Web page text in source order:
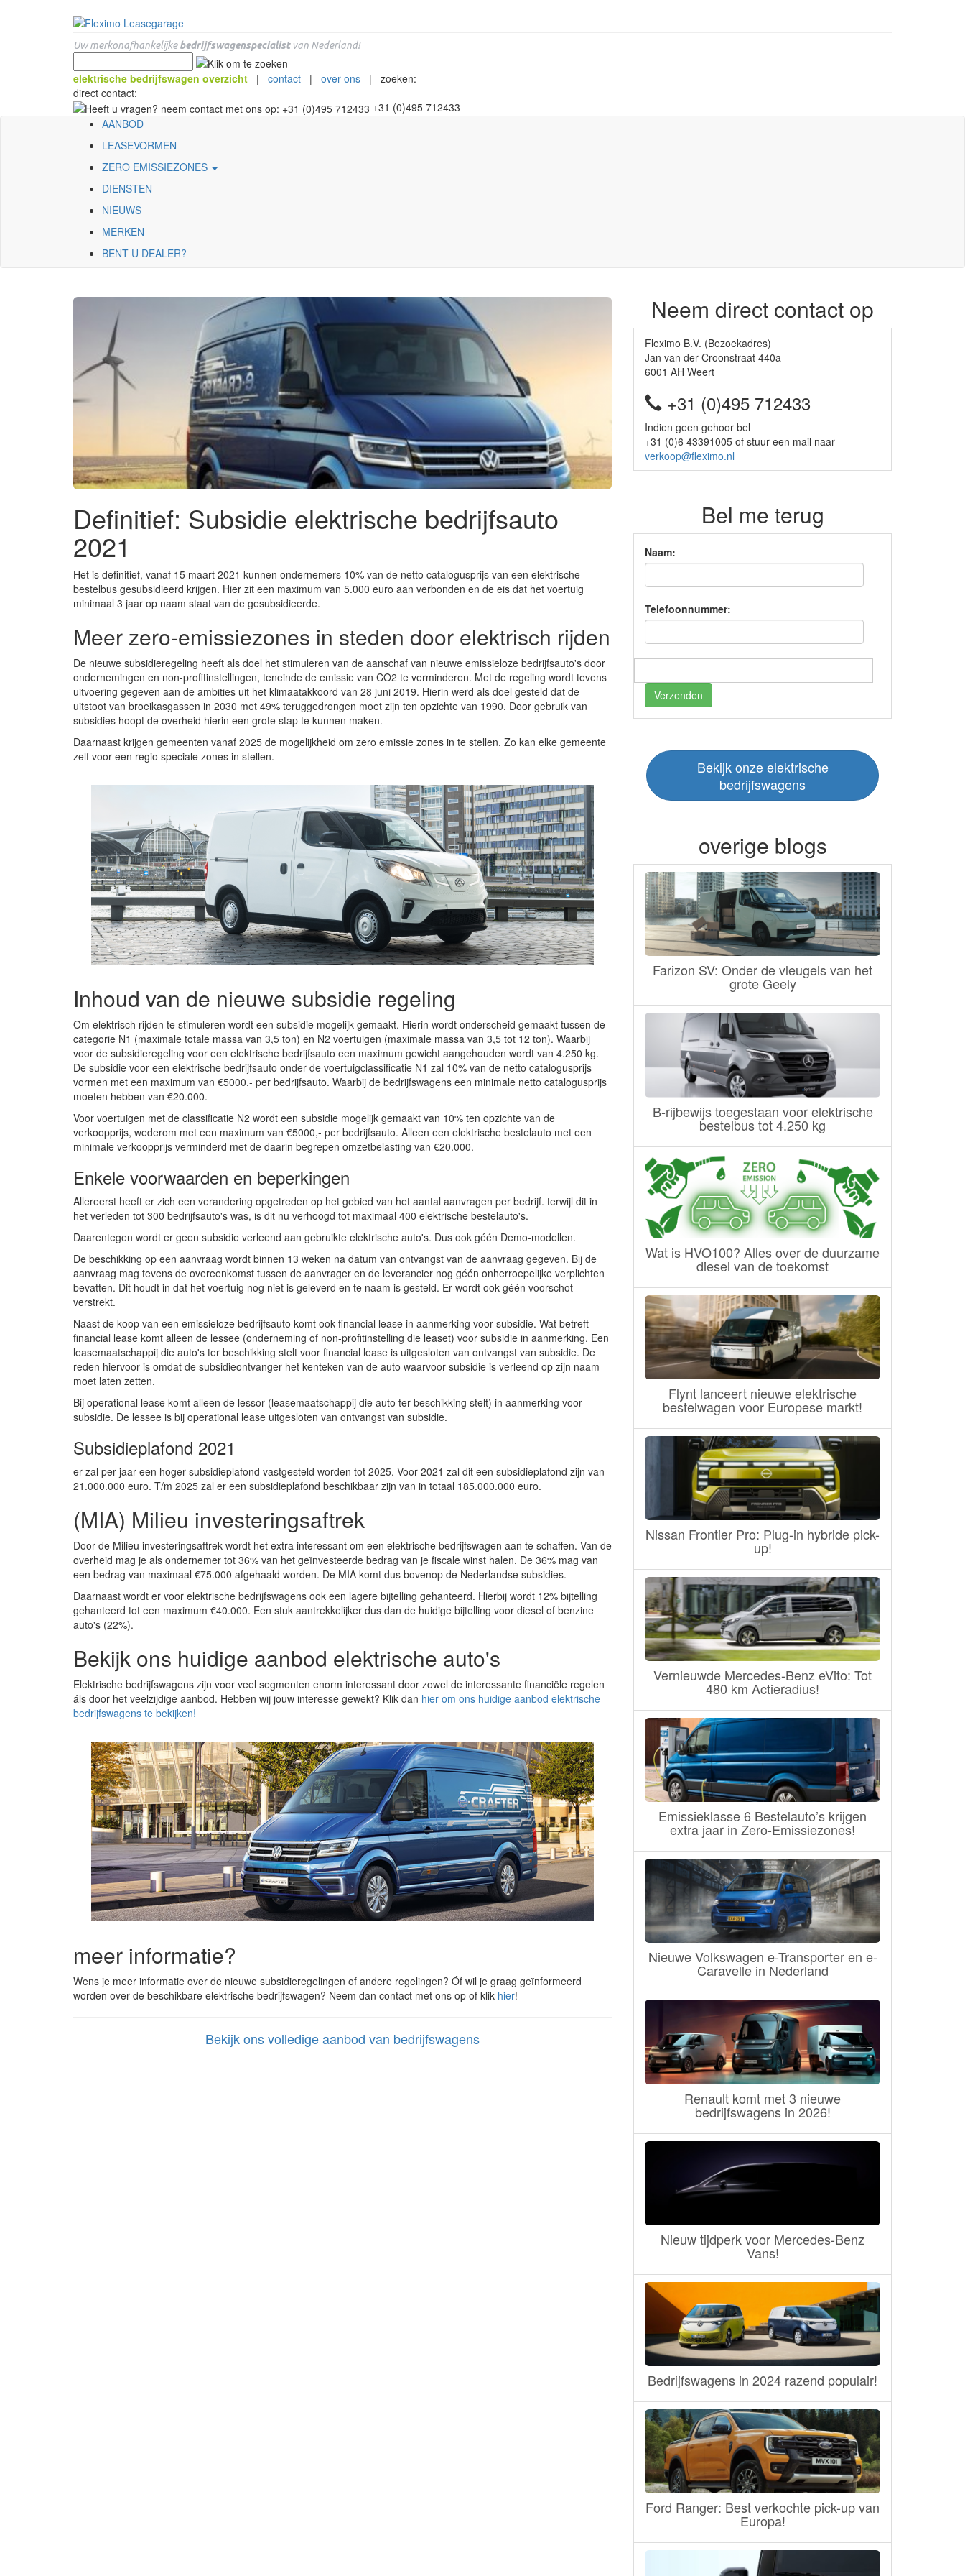
Uw merkonafhankelijkebedrijfswagenspecialistvan Nederland!
elektrische bedrijfswagen overzicht | contact | over ons | zoeken:
direct contact:
+31 (0)495 712433
AANBOD
LEASEVORMEN
ZERO EMISSIEZONES
DIENSTEN
NIEUWS
MERKEN
BENT U DEALER?
Definitief: Subsidie elektrische bedrijfsauto
2021
Het is definitief, vanaf 15 maart 2021 kunnen ondernemers 10% van de netto catalogusprijs van een elektrische
bestelbus gesubsidieerd krijgen. Hier zit een maximum van 5.000 euro aan verbonden en de eis dat het voertuig
minimaal 3 jaar op naam staat van de gesubsidieerde.
Meer zero-emissiezones in steden door elektrisch rijden
De nieuwe subsidieregeling heeft als doel het stimuleren van de aanschaf van nieuwe emissieloze bedrijfsauto's door
ondernemingen en non-profitinstellingen, teneinde de emissie van CO2 te verminderen. Met de regeling wordt tevens
uitvoering gegeven aan de ambities uit het klimaatakkoord van 28 juni 2019. Hierin werd als doel gesteld dat de
uitstoot van broeikasgassen in 2030 met 49% teruggedrongen moet zijn ten opzichte van 1990. Door gebruik van
subsidies hoopt de overheid hierin een grote stap te kunnen maken.
Daarnaast krijgen gemeenten vanaf 2025 de mogelijkheid om zero emissie zones in te stellen. Zo kan elke gemeente
zelf voor een regio speciale zones in stellen.
Inhoud van de nieuwe subsidie regeling
Om elektrisch rijden te stimuleren wordt een subsidie mogelijk gemaakt. Hierin wordt onderscheid gemaakt tussen de
categorie N1 (maximale totale massa van 3,5 ton) en N2 voertuigen (maximale massa van 3,5 tot 12 ton). Waarbij
voor de subsidieregeling voor een elektrische bedrijfsauto een maximum gewicht aangehouden wordt van 4.250 kg.
De subsidie voor een elektrische bedrijfsauto onder de voertuigclassificatie N1 zal 10% van de netto catalogusprijs
vormen met een maximum van €5000,- per bedrijfsauto. Waarbij de bedrijfswagens een minimale netto catalogusprijs
moeten hebben van €20.000.
Voor voertuigen met de classificatie N2 wordt een subsidie mogelijk gemaakt van 10% ten opzichte van de
verkoopprijs, wederom met een maximum van €5000,- per bedrijfsauto. Alleen een elektrische bestelauto met een
minimale verkoopprijs verminderd met de daarin begrepen omzetbelasting van €20.000.
Enkele voorwaarden en beperkingen
Allereerst heeft er zich een verandering opgetreden op het gebied van het aantal aanvragen per bedrijf. terwijl dit in
het verleden tot 300 bedrijfsauto's was, is dit nu verhoogd tot maximaal 400 elektrische bestelauto's.
Daarentegen wordt er geen subsidie verleend aan gebruikte elektrische auto's. Dus ook géén Demo-modellen.
De beschikking op een aanvraag wordt binnen 13 weken na datum van ontvangst van de aanvraag gegeven. Bij de
aanvraag mag tevens de overeenkomst tussen de aanvrager en de leverancier nog géén onherroepelijke verplichten
bevatten. Dit houdt in dat het voertuig nog niet is geleverd en te naam is gesteld. Er wordt ook géén voorschot
verstrekt.
Naast de koop van een emissieloze bedrijfsauto komt ook financial lease in aanmerking voor subsidie. Wat betreft
financial lease komt alleen de lessee (onderneming of non-profitinstelling die leaset) voor subsidie in aanmerking. Een
leasemaatschappij die auto's ter beschikking stelt voor financial lease is uitgesloten van ontvangst van subsidie. De
reden hiervoor is omdat de subsidieontvanger het kenteken van de auto waarvoor subsidie is verleend op zijn naam
moet laten zetten.
Bij operational lease komt alleen de lessor (leasemaatschappij die auto ter beschikking stelt) in aanmerking voor
subsidie. De lessee is bij operational lease uitgesloten van ontvangst van subsidie.
Subsidieplafond 2021
er zal per jaar een hoger subsidieplafond vastgesteld worden tot 2025. Voor 2021 zal dit een subsidieplafond zijn van
21.000.000 euro. T/m 2025 zal er een subsidieplafond beschikbaar zijn van in totaal 185.000.000 euro.
(MIA) Milieu investeringsaftrek
Door de Milieu investeringsaftrek wordt het extra interessant om een elektrische bedrijfswagen aan te schaffen. Van de
overheid mag je als ondernemer tot 36% van het geïnvesteerde bedrag van je fiscale winst halen. De 36% mag van
een bedrag van maximaal €75.000 afgehaald worden. De MIA komt dus bovenop de Nederlandse subsidies.
Daarnaast wordt er voor elektrische bedrijfswagens ook een lagere bijtelling gehanteerd. Hierbij wordt 12% bijtelling
gehanteerd tot een maximum €40.000. Een stuk aantrekkelijker dus dan de huidige bijtelling voor diesel of benzine
auto's (22%).
Bekijk ons huidige aanbod elektrische auto's
Elektrische bedrijfswagens zijn voor veel segmenten enorm interessant door zowel de interessante financiële regelen
áls door het veelzijdige aanbod. Hebben wij jouw interesse gewekt? Klik dan hier om ons huidige aanbod elektrische
bedrijfswagens te bekijken!
meer informatie?
Wens je meer informatie over de nieuwe subsidieregelingen of andere regelingen? Óf wil je graag geïnformeerd
worden over de beschikbare elektrische bedrijfswagen? Neem dan contact met ons op of klik hier!
Bekijk ons volledige aanbod van bedrijfswagens
Neem direct contact op
Fleximo B.V. (Bezoekadres)
Jan van der Croonstraat 440a
6001 AH Weert
+31 (0)495 712433
Indien geen gehoor bel
+31 (0)6 43391005 of stuur een mail naar
verkoop@fleximo.nl
Bel me terug
Naam:
Telefoonnummer:
Verzenden
Bekijk onze elektrische
bedrijfswagens
overige blogs
Farizon SV: Onder de vleugels van het
grote Geely
B-rijbewijs toegestaan voor elektrische
bestelbus tot 4.250 kg
Wat is HVO100? Alles over de duurzame
diesel van de toekomst
Flynt lanceert nieuwe elektrische
bestelwagen voor Europese markt!
Nissan Frontier Pro: Plug-in hybride pick-
up!
Vernieuwde Mercedes-Benz eVito: Tot
480 km Actieradius!
Emissieklasse 6 Bestelauto’s krijgen
extra jaar in Zero-Emissiezones!
Nieuwe Volkswagen e-Transporter en e-
Caravelle in Nederland
Renault komt met 3 nieuwe
bedrijfswagens in 2026!
Nieuw tijdperk voor Mercedes-Benz
Vans!
Bedrijfswagens in 2024 razend populair!
Ford Ranger: Best verkochte pick-up van
Europa!